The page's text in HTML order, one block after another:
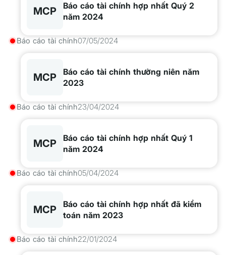
MCP
Báo cáo tài chính hợp nhất Quý 2
năm 2024
Báo cáo tài chính07/05/2024
MCP
Báo cáo tài chính thường niên năm
2023
Báo cáo tài chính23/04/2024
MCP
Báo cáo tài chính hợp nhất Quý 1
năm 2024
Báo cáo tài chính05/04/2024
MCP
Báo cáo tài chính hợp nhất đã kiểm
toán năm 2023
Báo cáo tài chính22/01/2024